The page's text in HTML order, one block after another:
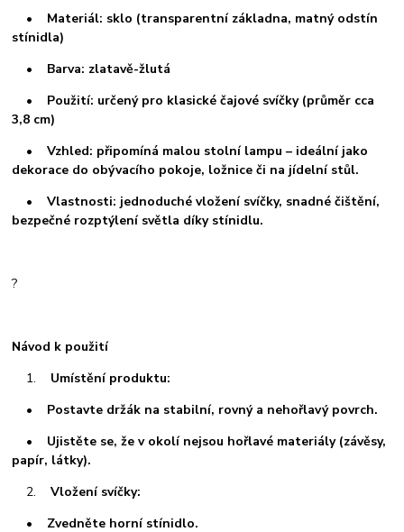
• Materiál: sklo (transparentní základna, matný odstín
stínidla)
• Barva: zlatavě-žlutá
• Použití: určený pro klasické čajové svíčky (průměr cca
3,8 cm)
• Vzhled: připomíná malou stolní lampu – ideální jako
dekorace do obývacího pokoje, ložnice či na jídelní stůl.
• Vlastnosti: jednoduché vložení svíčky, snadné čištění,
bezpečné rozptýlení světla díky stínidlu.
?
Návod k použití
1. Umístění produktu:
• Postavte držák na stabilní, rovný a nehořlavý povrch.
• Ujistěte se, že v okolí nejsou hořlavé materiály (závěsy,
papír, látky).
2.Vložení svíčky:
• Zvedněte horní stínidlo.